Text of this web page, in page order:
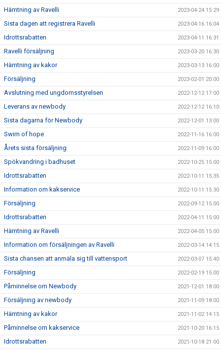
Hämtning av Ravelli 2023-04-24 15:29
Sista dagen att registrera Ravelli 2023-04-16 16:04
Idrottsrabatten 2023-04-11 16:31
Ravelli försäljning 2023-03-20 16:30
Hämtning av kakor 2023-03-13 16:00
Försäljning 2023-02-01 20:00
Avslutning med ungdomsstyrelsen 2022-12-12 17:00
Leverans av newbody 2022-12-12 16:10
Sista dagarna för Newbody 2022-12-01 13:00
Swim of hope 2022-11-16 16:00
Årets sista försäljning 2022-11-09 16:00
Spökvandring i badhuset 2022-10-25 15:00
Idrottsrabatten 2022-10-11 15:35
Information om kakservice 2022-10-11 15:30
Försäljning 2022-09-12 15:00
Idrottsrabatten 2022-04-11 15:00
Hämtning av Ravelli 2022-04-05 15:00
Information om försäljningen av Ravelli 2022-03-14 14:15
Sista chansen att anmäla sig till vattensport 2022-03-07 15:40
Försäljning 2022-02-19 15:00
Påminnelse om Newbody 2021-12-01 18:00
Försäljning av newbody 2021-11-09 18:00
Hämtning av kakor 2021-11-02 14:15
Påminnelse om kakservice 2021-10-20 16:15
Idrottsrabatten 2021-10-18 21:00